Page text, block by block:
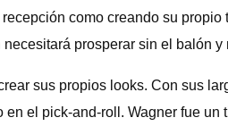
como creando su
prosperar sin el balón
sus propios looks. Con sus
el pick-and-roll. Wagner fue